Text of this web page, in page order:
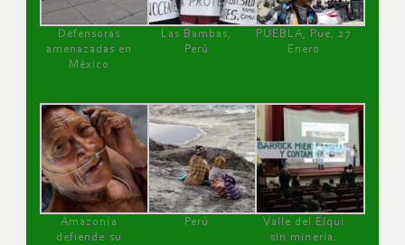
Defensoras
amenazadas en
México
Las Bambas,
Perú
PUEBLA, Pue, 27
Enero
Amazonía
defiende su
Perú
Valle del Elqui
sin minería.